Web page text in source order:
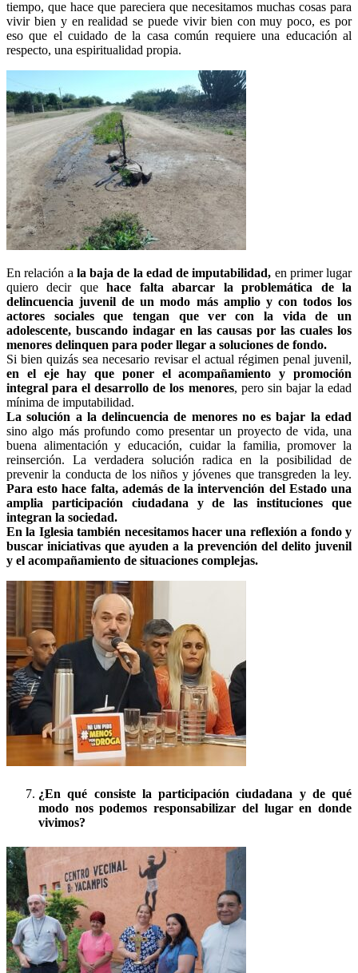
tiempo, que hace que pareciera que necesitamos muchas cosas para
vivir bien y en realidad se puede vivir bien con muy poco, es por
eso que el cuidado de la casa común requiere una educación al
respecto, una espiritualidad propia.
En relación a la baja de la edad de imputabilidad, en primer lugar
quiero decir quehace falta abarcar la problemática de la
delincuencia juvenil de un modo más amplio y con todos los
actores sociales que tengan que ver con la vida de un
adolescente, buscando indagar en las causas por las cuales los
menores delinquen para poder llegar a soluciones de fondo.
Si bien quizás sea necesario revisar el actual régimen penal juvenil,
en el eje hay que poner el acompañamiento y promoción
integral para el desarrollo de los menores, pero sin bajar la edad
mínima de imputabilidad.
La solución a la delincuencia de menores no es bajar la edad
sino algo más profundo como presentar un proyecto de vida, una
buena alimentación y educación, cuidar la familia, promover la
reinserción. La verdadera solución radica en la posibilidad de
prevenir la conducta de los niños y jóvenes que transgreden la ley.
Para esto hace falta, además de la intervención del Estado una
amplia participación ciudadana y de las instituciones que
integran la sociedad.
En la Iglesia también necesitamos hacer una reflexión a fondo y
buscar iniciativas que ayuden a la prevención del delito juvenil
y el acompañamiento de situaciones complejas.
¿En qué consiste la participación ciudadana y de qué
modo nos podemos responsabilizar del lugar en donde
vivimos?